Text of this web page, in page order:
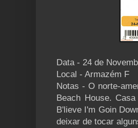
Data - 24 de
Local - Armazém F
Notas - O norte-
Beach House.
B'lieve I'm Goin
deixar de tocar